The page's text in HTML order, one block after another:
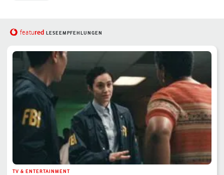
featured LESEEMPFEHLUNGEN
TV & ENTERTAINMENT